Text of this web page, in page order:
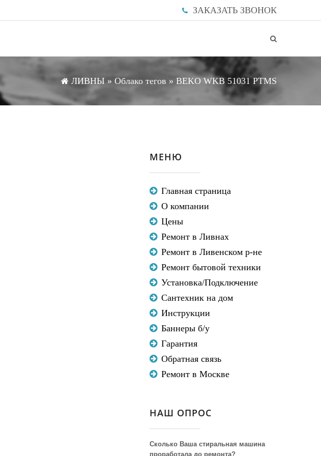
ЗАКАЗАТЬ ЗВОНОК
ЛИВНЫ » Облако тегов » BEKO WKB 51031 PTMS
МЕНЮ
Главная страница
О компании
Цены
Ремонт в Ливнах
Ремонт в Ливенском р-не
Ремонт бытовой техники
Установка/Подключение
Сантехник на дом
Инструкции
Баннеры б/у
Гарантия
Обратная связь
Ремонт в Москве
НАШ ОПРОС
Сколько Ваша стиральная машина
проработала до ремонта?